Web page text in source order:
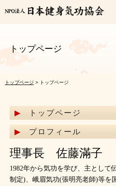
トップページ
トップページ > トップページ
トップページ
プロフィール
理事長 佐藤滿子
1982年から気功を学び、主として
制定)、峨眉気功(張明亮老師)等を